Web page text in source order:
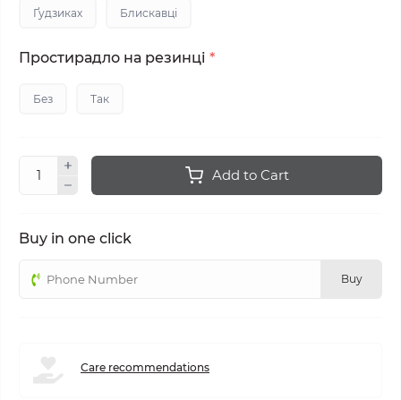
Ґудзиках Блискавці
Простирадло на резинці *
Без Так
Add to Cart
Buy in one click
Buy
Сare recommendations